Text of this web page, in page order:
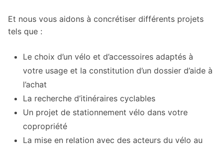
Et nous vous aidons à concrétiser différents projets
tels que :
Le choix d’un vélo et d’accessoires adaptés à
votre usage et la constitution d’un dossier d’aide à
l’achat
La recherche d’itinéraires cyclables
Un projet de stationnement vélo dans votre
copropriété
La mise en relation avec des acteurs du vélo au